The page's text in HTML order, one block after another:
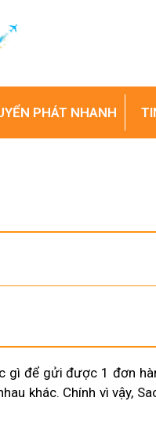
PHÁT NHANH
gì để gửi được 1 đơn
khác. Chính vì vậy,